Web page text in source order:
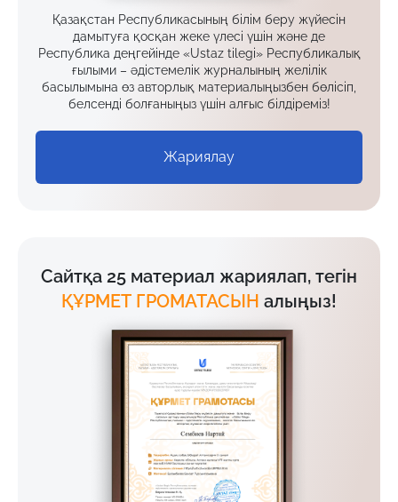
Қазақстан Республикасының білім беру жүйесін
дамытуға қосқан жеке үлесі үшін және де
Республика деңгейінде «Ustaz tilegi» Республикалық
ғылыми – әдістемелік журналының желілік
басылымына өз авторлық материалыңызбен бөлісіп,
белсенді болғаныңыз үшін алғыс білдіреміз!
Жариялау
Сайтқа 25 материал жариялап, тегін
ҚҰРМЕТ ГРОМАТАСЫН алыңыз!